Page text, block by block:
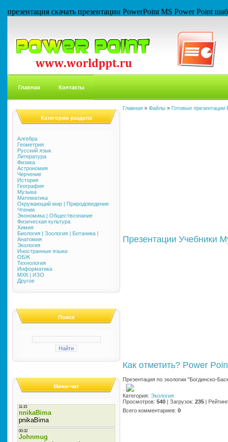
презентация скачать презентации PowerPoint MS Power Point
Главная Контакты
Категории раздела
Алгебра
Геометрия
Русский язык
Литература
Физика
Астрономия
Черчение
История
География
Музыка
Математика
Окружающий мир | Природоведение
Чтение
Экономика | Обществознание
Физическая культура
Химия
Биология | Зоология | Ботаника |
Анатомия
Экология
Иностранные языки
ОБЖ
Технология
Информатика
МХК | ИЗО
Другое
Поиск
Мини-чат
Главная » Файлы » Готовые презентации
Презентации Учебники
Как отметить? Power
Презентация по экологии "Богдинско-
·
Категория: Экология
Просмотров: 540 | Загрузок: 235 | Рейтинг
Всего комментариев: 0